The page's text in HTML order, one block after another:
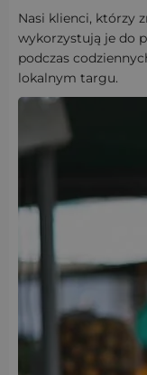
Nasi klienci, którzy
wykorzystują je do
podczas
lokalnym targu.